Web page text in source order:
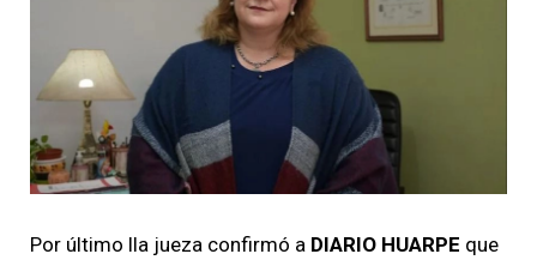
Por último lla jueza confirmó a DIARIO HUARPE que